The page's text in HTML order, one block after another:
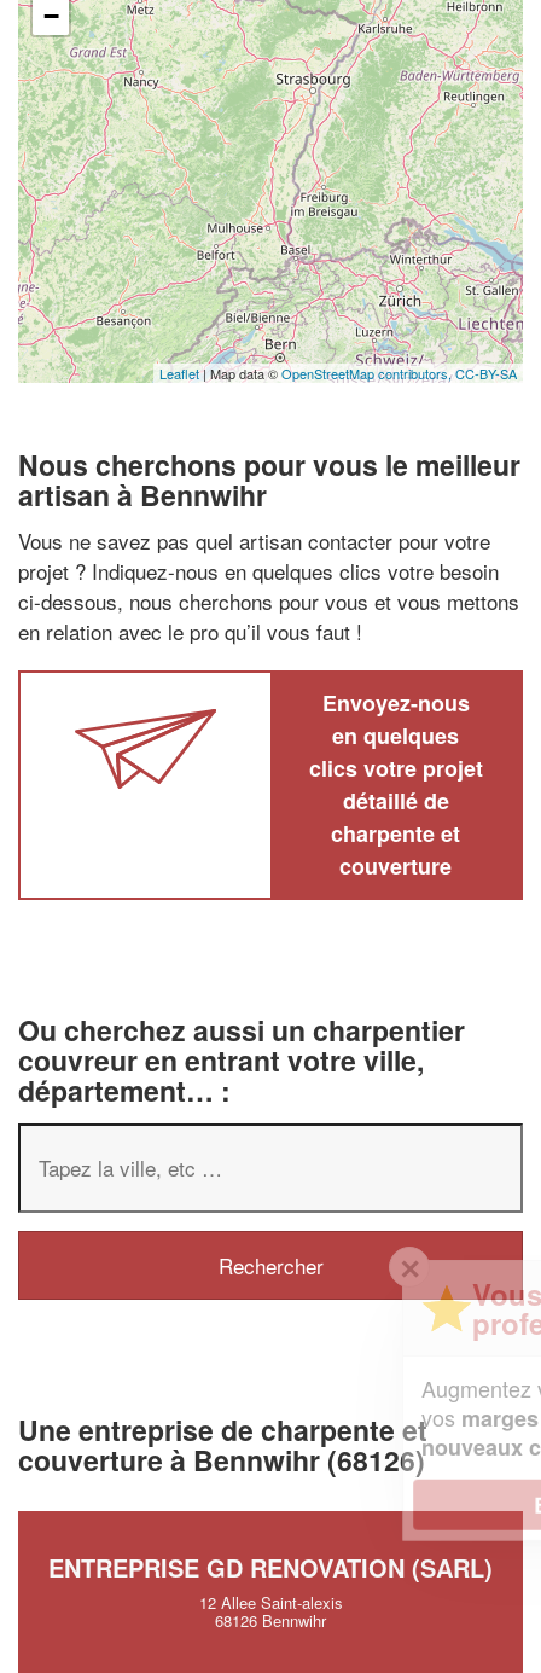
−
Leaflet| Map data ©OpenStreetMap contributors,CC-BY-SA
Nous cherchons pour vous le meilleur
artisan à Bennwihr
Vous ne savez pas quel artisan contacter pour votre
projet ? Indiquez-nous en quelques clics votre besoin
ci-dessous, nous cherchons pour vous et vous mettons
en relation avec le pro qu’il vous faut !
Envoyez-nous
en quelques
clics votre projet
détaillé de
charpente et
couverture
Ou cherchez aussi un charpentier
couvreur en entrant votre ville,
département… :
Une entreprise de charpente et
couverture à Bennwihr (68126)
ENTREPRISE GD RENOVATION (SARL)
12 Allee Saint-alexis
68126 Bennwihr
Vous êtes un
chiffre d'affaireset
vos marges tout en gagnant de
nouveaux clients!
En savoir plus